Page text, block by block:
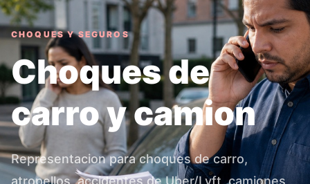
CHOQUES Y SEGUROS
Choques de
carro y camion
Representacion para choques de carro,
atropellos, accidentes de Uber/Lyft, camiones